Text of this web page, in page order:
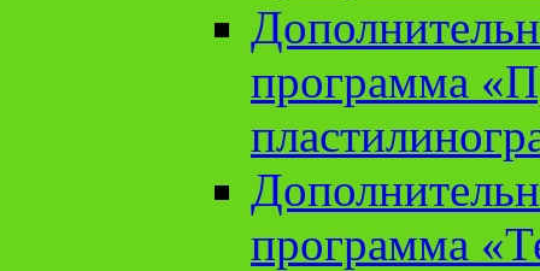
программа
программа